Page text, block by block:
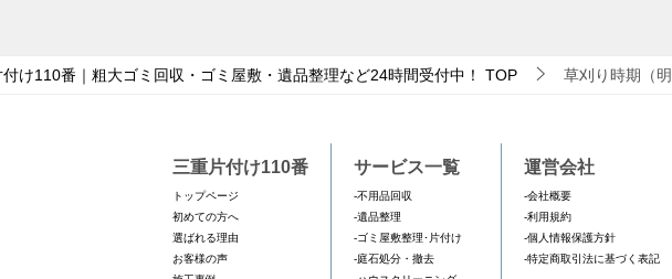
け110番｜粗大ゴミ回収・ゴミ屋敷・遺品整理など24時間受付中！ TOP 草刈り時期（明
三重片付け110番
トップページ
初めての方へ
選ばれる理由
お客様の声
サービス一覧
-不用品回収
-遺品整理
-ゴミ屋敷整理･片付け
-庭石処分・撤去
運営会社
-会社概要
-利用規約
-個人情報保護方針
-特定商取引法に基づく表記